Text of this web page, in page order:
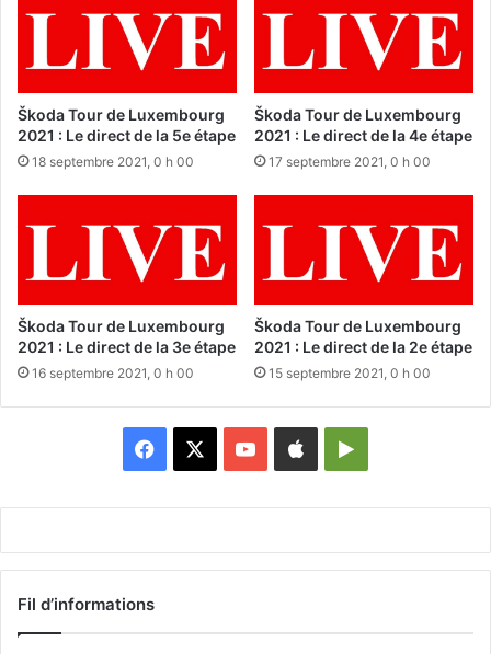
Škoda Tour de Luxembourg
2021 : Le direct de la 5e étape
18 septembre 2021, 0 h 00
Škoda Tour de Luxembourg
2021 : Le direct de la 4e étape
17 septembre 2021, 0 h 00
Škoda Tour de Luxembourg
2021 : Le direct de la 3e étape
16 septembre 2021, 0 h 00
Škoda Tour de Luxembourg
2021 : Le direct de la 2e étape
15 septembre 2021, 0 h 00
Facebook YouTubeAppleGoogle
Fil d’informations